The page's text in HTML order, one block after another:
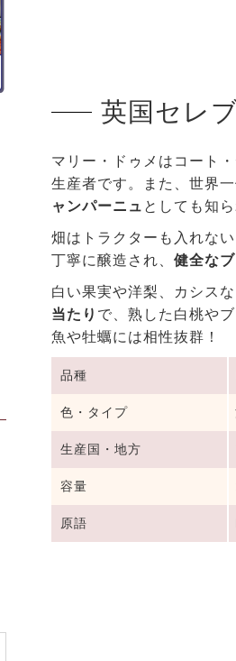
英国セレ
マリー・ドゥメはコート
生産者です。また、世界
ャンパーニュ としても知
畑はトラクターも入れな
丁寧に醸造され、 健全な
白い果実や洋梨、カシス
当たり で、熟した白桃や
魚や牡蠣には相性抜群！
品種
色・タイプ
生産国・地方
容量
原語